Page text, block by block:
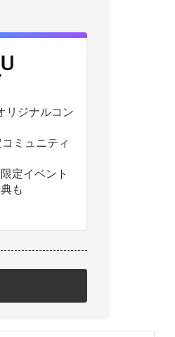
リジナルコン
ミュニティ
定イベント
も